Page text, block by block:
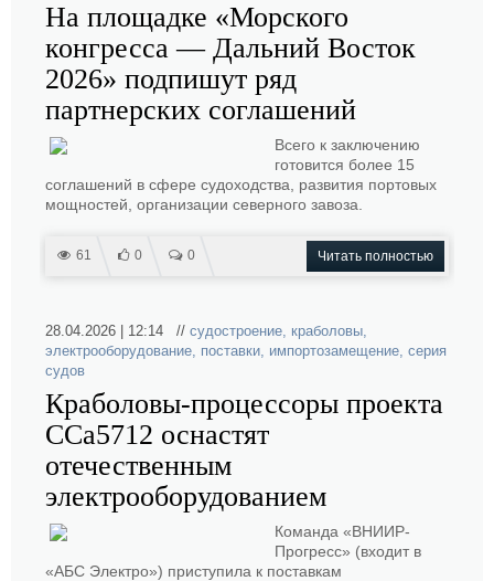
На площадке «Морского
конгресса — Дальний Восток
2026» подпишут ряд
партнерских соглашений
Всего к заключению
готовится более 15
соглашений в сфере судоходства, развития портовых
мощностей, организации северного завоза.
61 0 0 Читать полностью
28.04.2026 | 12:14 // судостроение, краболовы,
электрооборудование, поставки, импортозамещение, серия
судов
Краболовы-процессоры проекта
ССа5712 оснастят
отечественным
электрооборудованием
Команда «ВНИИР-
Прогресс» (входит в
«АБС Электро») приступила к поставкам